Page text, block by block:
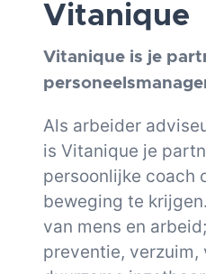
Vitanique
Vitanique is je
Als arbeider
is Vitanique je
persoonlijke coach
beweging te
van mens en
preventie,